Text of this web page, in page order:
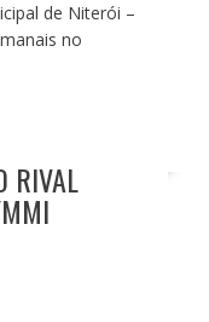
de Niterói –
no
RIVAL